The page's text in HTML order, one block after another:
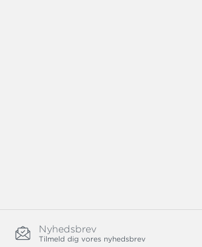
Nyhedsbrev
Tilmeld dig vores nyhedsbrev